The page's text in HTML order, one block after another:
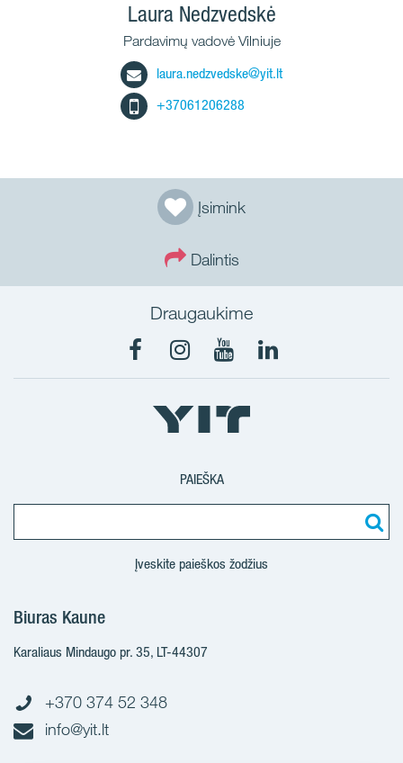
Įsimink
Dalintis
Laura Nedzvedskė
Pardavimų vadovė Vilniuje
laura.nedzvedske@yit.lt
+37061206288
Draugaukime
PAIEŠKA
Įveskite paieškos žodžius
Biuras Kaune
Karaliaus Mindaugo pr. 35, LT-44307
+370 374 52 348
info@yit.lt